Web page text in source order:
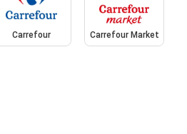
Carrefour Carrefour Market